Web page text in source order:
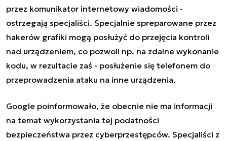
przez komunikator internetowy wiadomości -
ostrzegają specjaliści. Specjalnie spreparowane przez
hakerów grafiki mogą posłużyć do przejęcia kontroli
nad urządzeniem, co pozwoli np. na zdalne wykonanie
kodu, w rezultacie zaś - posłużenie się telefonem do
przeprowadzenia ataku na inne urządzenia.
Google poinformowało, że obecnie nie ma informacji
na temat wykorzystania tej podatności
bezpieczeństwa przez cyberprzestępców. Specjaliści z